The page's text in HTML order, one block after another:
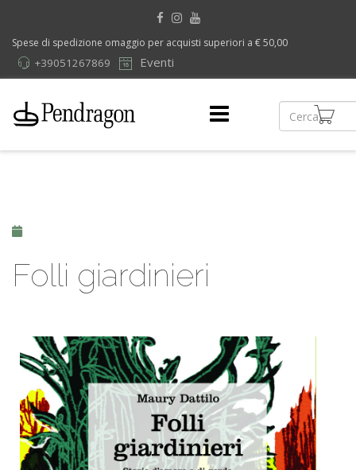
Spese di spedizione omaggio per acquisti superiori a € 50,00
Eventi
+39051267869
Folli giardinieri